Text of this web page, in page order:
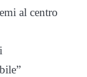
al centro